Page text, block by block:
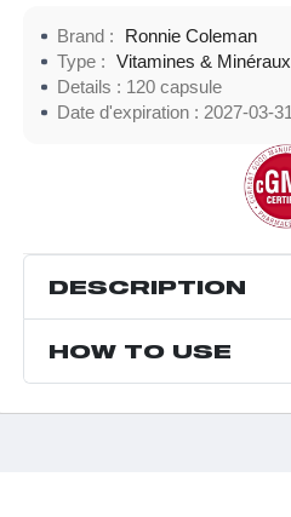
Brand :
Ronnie Coleman
Type :
Vitamines & Minéraux
Details :
120 capsule
Date d'expiration : 2027-03-31
DESCRIPTION
HOW TO USE